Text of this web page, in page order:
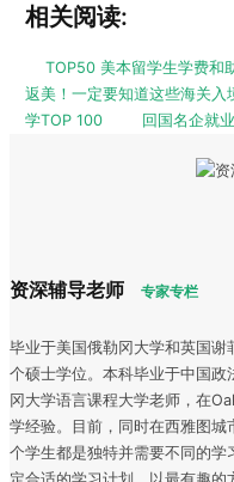
相关阅读:
TOP50 美本留学生学费和
返美！一定要知道这些海关入
学TOP 100
回国名企就
资深辅导老师 专家专栏
毕业于美国俄勒冈大学和英国
个硕士学位。本科毕业于中国
冈大学语言课程大学老师，在
学经验。目前，同时在西雅图
个学生都是独特并需要不同的学